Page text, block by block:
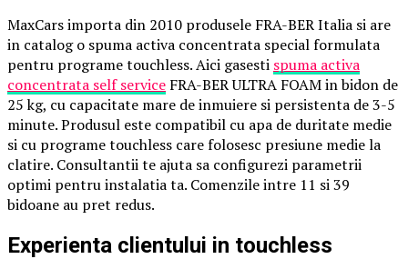
MaxCars importa din 2010 produsele FRA-BER Italia si are
in catalog o spuma activa concentrata special formulata
pentru programe touchless. Aici gasesti spuma activa
concentrata self service FRA-BER ULTRA FOAM in bidon de
25 kg, cu capacitate mare de inmuiere si persistenta de 3-5
minute. Produsul este compatibil cu apa de duritate medie
si cu programe touchless care folosesc presiune medie la
clatire. Consultantii te ajuta sa configurezi parametrii
optimi pentru instalatia ta. Comenzile intre 11 si 39
bidoane au pret redus.
Experienta clientului in touchless